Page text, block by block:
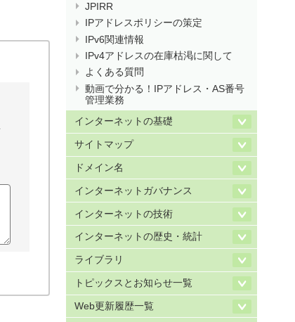
JPIRR
IPアドレスポリシーの策定
IPv6関連情報
IPv4アドレスの在庫枯渇に関して
よくある質問
動画で分かる！IPアドレス・AS番号
管理業務
インターネットの基礎
サイトマップ
ドメイン名
インターネットガバナンス
インターネットの技術
インターネットの歴史・統計
ライブラリ
トピックスとお知らせ一覧
Web更新履歴一覧